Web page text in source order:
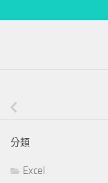
分類
Excel